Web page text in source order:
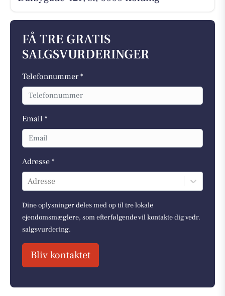
FÅ TRE GRATIS
SALGSVURDERINGER
Telefonnummer *
Email *
Adresse *
Adresse
Dine oplysninger deles med op til tre lokale
ejendomsmæglere, som efterfølgende vil kontakte dig vedr.
salgsvurdering.
Bliv kontaktet